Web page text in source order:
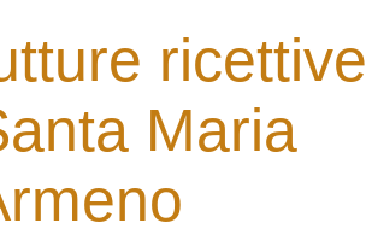
ricettive
Maria